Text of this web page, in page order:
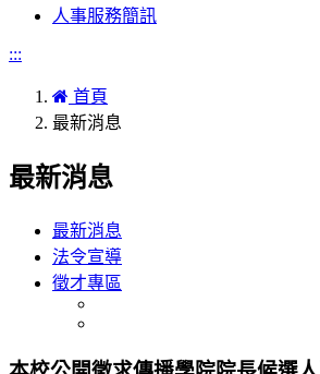
人事服務簡訊
:::
首頁
最新消息
最新消息
最新消息
法令宣導
徵才專區